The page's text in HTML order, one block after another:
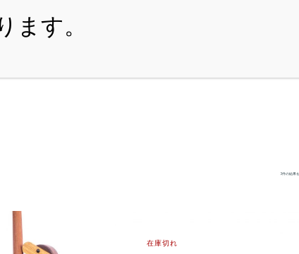
・SHOPPING-GUIDE
3件の結果
在庫切れ